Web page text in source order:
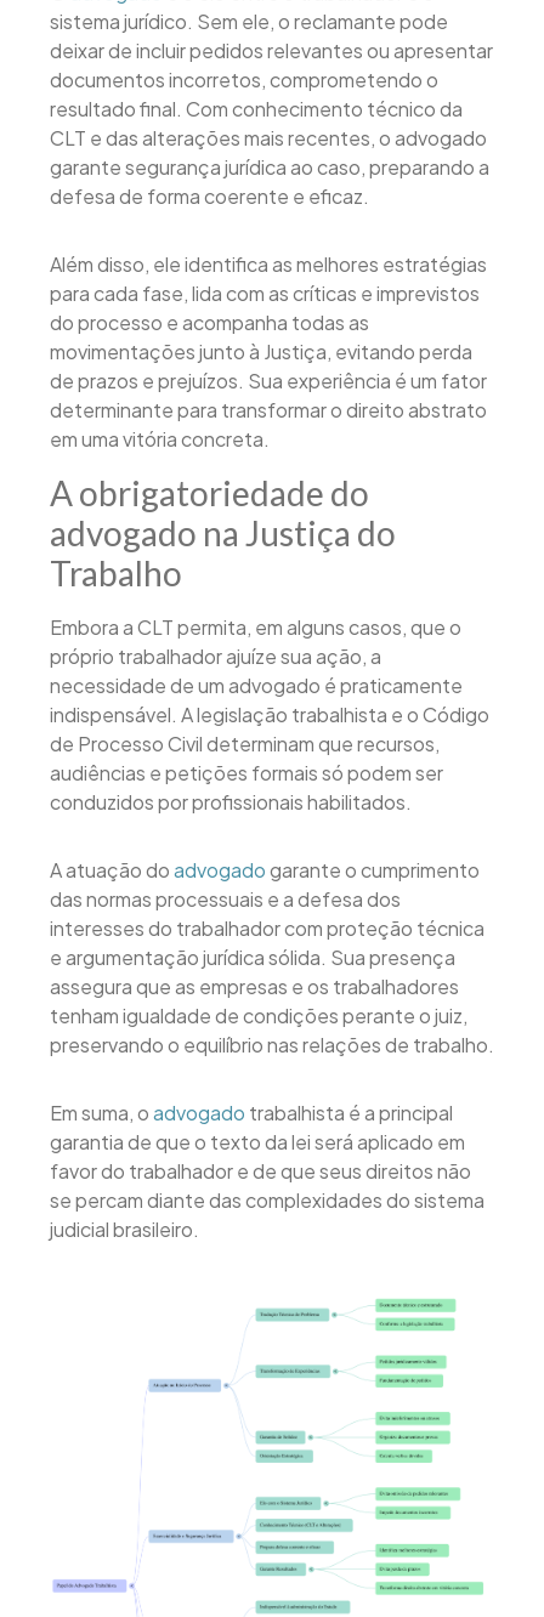
sistema jurídico. Sem ele, o reclamante pode
deixar de incluir pedidos relevantes ou apresentar
documentos incorretos, comprometendo o
resultado final. Com conhecimento técnico da
CLT e das alterações mais recentes, o advogado
garante segurança jurídica ao caso, preparando a
defesa de forma coerente e eficaz.
Além disso, ele identifica as melhores estratégias
para cada fase, lida com as críticas e imprevistos
do processo e acompanha todas as
movimentações junto à Justiça, evitando perda
de prazos e prejuízos. Sua experiência é um fator
determinante para transformar o direito abstrato
em uma vitória concreta.
A obrigatoriedade do
advogado na Justiça do
Trabalho
Embora a CLT permita, em alguns casos, que o
próprio trabalhador ajuíze sua ação, a
necessidade de um advogado é praticamente
indispensável. A legislação trabalhista e o Código
de Processo Civil determinam que recursos,
audiências e petições formais só podem ser
conduzidos por profissionais habilitados.
A atuação doadvogadogarante o cumprimento
das normas processuais e a defesa dos
interesses do trabalhador com proteção técnica
e argumentação jurídica sólida. Sua presença
assegura que as empresas e os trabalhadores
tenham igualdade de condições perante o juiz,
preservando o equilíbrio nas relações de trabalho.
Em suma, oadvogado trabalhista é a principal
garantia de que o texto da lei será aplicado em
favor do trabalhador e de que seus direitos não
se percam diante das complexidades do sistema
judicial brasileiro.